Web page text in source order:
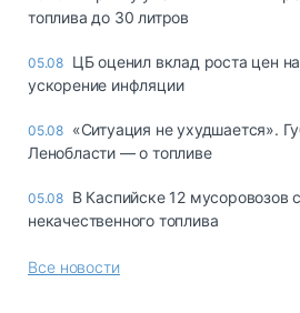
топлива до 30 литров
05.08 ЦБ оценил вклад роста цен
ускорение инфляции
05.08 «Ситуация не ухудшается».
Ленобласти — о топливе
05.08 В Каспийске 12 мусоровозов
некачественного топлива
Все новости